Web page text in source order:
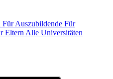
Für Auszubildende Für
Eltern Alle Universitäten